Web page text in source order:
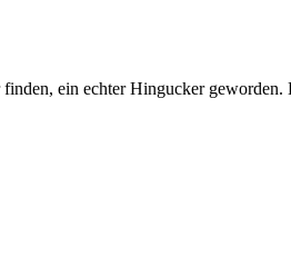
ein echter Hingucker geworden.